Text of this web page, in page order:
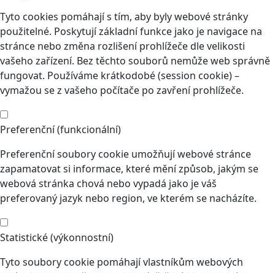
Tyto cookies pomáhají s tím, aby byly webové stránky
použitelné. Poskytují základní funkce jako je navigace na
stránce nebo změna rozlišení prohlížeče dle velikosti
vašeho zařízení. Bez těchto souborů nemůže web správně
fungovat. Používáme krátkodobé (session cookie) –
vymažou se z vašeho počítače po zavření prohlížeče.
Preferenční (funkcionální)
Preferenční soubory cookie umožňují webové stránce
zapamatovat si informace, které mění způsob, jakým se
webová stránka chová nebo vypadá jako je váš
preferovaný jazyk nebo region, ve kterém se nacházíte.
Statistické (výkonnostní)
Tyto soubory cookie pomáhají vlastníkům webových